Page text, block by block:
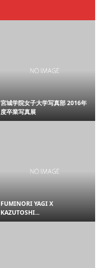
宮城学院女子大学写真部 2016年
度卒業写真展
FUMINORI YAGI X
KAZUTOSHI...